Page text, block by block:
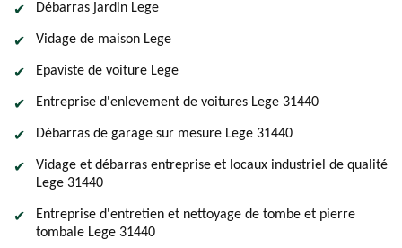
Débarras jardin Lege
Vidage de maison Lege
Epaviste de voiture Lege
Entreprise d'enlevement de voitures Lege 31440
Débarras de garage sur mesure Lege 31440
Vidage et débarras entreprise et locaux industriel de qualité
Lege 31440
Entreprise d'entretien et nettoyage de tombe et pierre
tombale Lege 31440